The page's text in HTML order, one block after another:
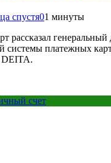
спустя01 минуты
рассказал генеральный
системы платежных
счет